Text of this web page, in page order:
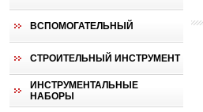
ВСПОМОГАТЕЛЬНЫЙ
СТРОИТЕЛЬНЫЙ ИНСТРУМЕНТ
ИНСТРУМЕНТАЛЬНЫЕ
НАБОРЫ